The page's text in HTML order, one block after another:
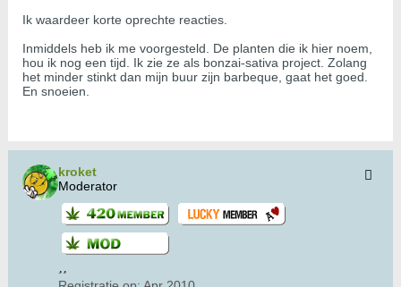
Ik waardeer korte oprechte reacties.
Inmiddels heb ik me voorgesteld. De planten die ik hier noem,
hou ik nog een tijd. Ik zie ze als bonzai-sativa project. Zolang
het minder stinkt dan mijn buur zijn barbeque, gaat het goed.
En snoeien.
kroket
Moderator